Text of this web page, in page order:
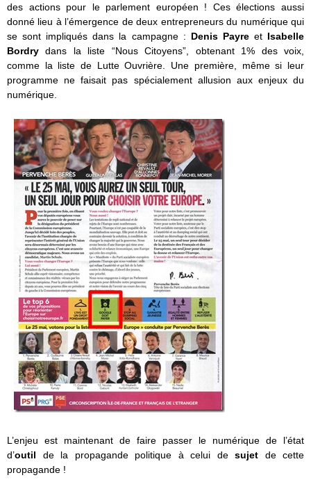
des actions pour le parlement européen ! Ces élections aussi
donné lieu à l’émergence de deux entrepreneurs du numérique qui
se sont impliqués dans la campagne : Denis Payre et Isabelle
Bordrydans la liste “Nous Citoyens”, obtenant 1% des voix,
comme la liste de Lutte Ouvrière. Une première, même si leur
programme ne faisait pas spécialement allusion aux enjeux du
numérique.
L’enjeu est maintenant de faire passer le numérique de l’état
d’outil de la propagande politique à celui de sujet de cette
propagande !